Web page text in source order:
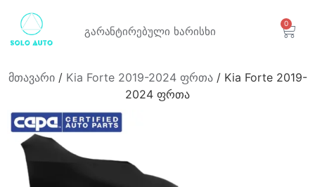
გარანტირებული ხარისხი
0
მთავარი/ Kia Forte 2019-2024 ფრთა/ Kia Forte 2019-
2024 ფრთა